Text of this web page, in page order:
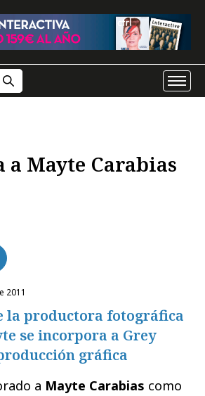
a Mayte Carabias
2011
la productora fotográfica
se incorpora a Grey
gráfica
a Mayte Carabias como